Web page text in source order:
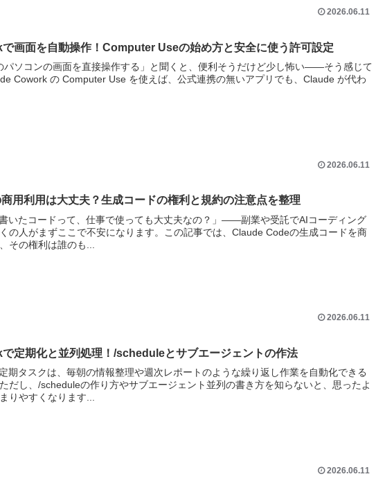
2026.06.11
画面を自動操作！Computer Useの始め方と安全に使う許可設定
パソコンの画面を直接操作する」と聞くと、便利そうだけど少し怖い——そう感じて
Cowork の Computer Use を使えば、公式連携の無いアプリでも、Claude が代わ
2026.06.11
用利用は大丈夫？生成コードの権利と規約の注意点を整理
書いたコードって、仕事で使っても大丈夫なの？」——副業や受託でAIコーディング
の人がまずここで不安になります。この記事では、Claude Codeの生成コードを商
その権利は誰のも...
2026.06.11
定期化と並列処理！/scheduleとサブエージェントの作法
期タスクは、毎朝の情報整理や週次レポートのような繰り返し作業を自動化できる
だし、/scheduleの作り方やサブエージェント並列の書き方を知らないと、思ったよ
りやすくなります...
2026.06.11